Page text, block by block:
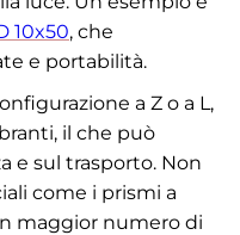
10x50, che
e portabilità.
a Z o a L,
il che può
e sul trasporto. Non
come i prismi a
maggior numero di